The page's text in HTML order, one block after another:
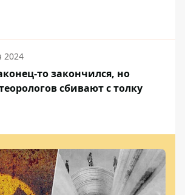
2024
то закончился, но
сбивают с толку